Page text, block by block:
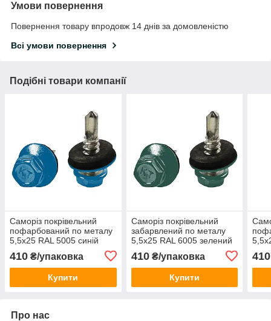
Умови повернення
Повернення товару впродовж 14 днів за домовленістю
Всі умови повернення
Подібні товари компанії
Саморіз покрівельний
пофарбований по металу
5,5х25 RAL 5005 синій
410 ₴/упаковка
Купити
Саморіз покрівельний
забарвлений по металу
5,5х25 RAL 6005 зелений
410₴/упаковка
Купити
410
Про нас